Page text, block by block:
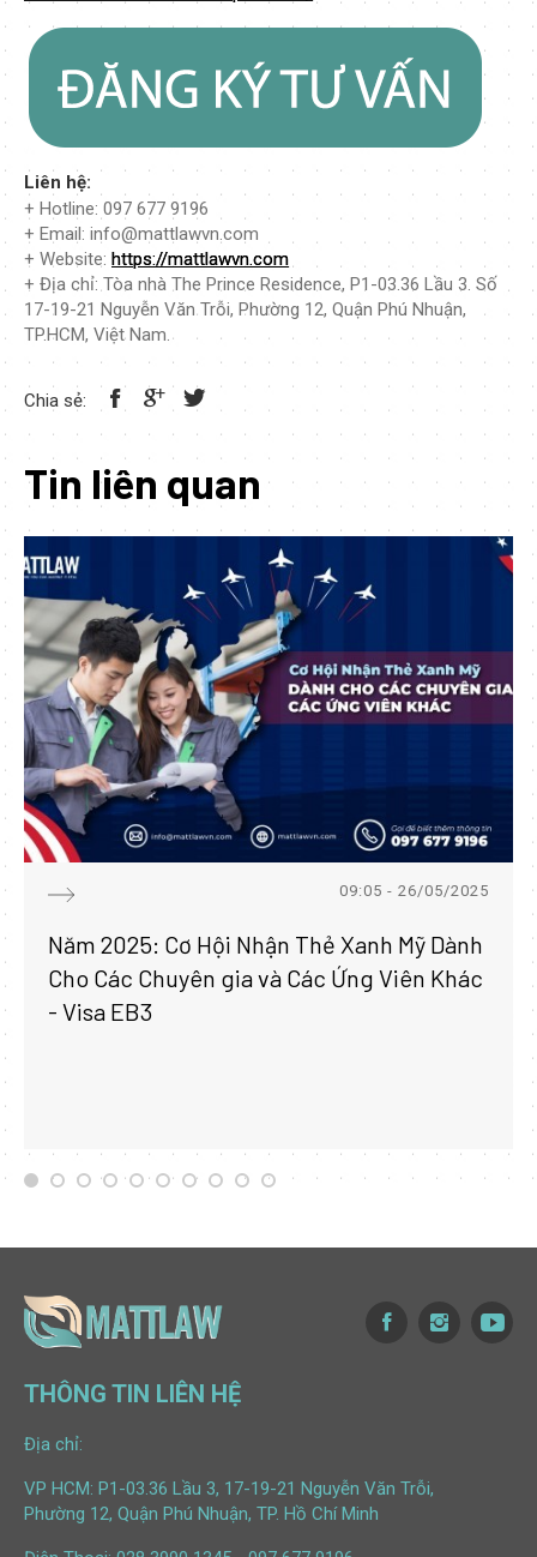
Liên hệ:
+ Hotline: 097 677 9196
+ Email: info@mattlawvn.com
+ Website: https://mattlawvn.com
+ Địa chỉ: Tòa nhà The Prince Residence, P1-03.36 Lầu 3. Số
17-19-21 Nguyễn Văn Trỗi, Phường 12, Quận Phú Nhuận,
TP.HCM, Việt Nam.
Chia sẻ:
Tin liên quan
09:05 - 26/05/2025
Năm 2025: Cơ Hội Nhận Thẻ Xanh Mỹ Dành
Cho Các Chuyên gia và Các Ứng Viên Khác
- Visa EB3
THÔNG TIN LIÊN HỆ
Địa chỉ:
VP HCM: P1-03.36 Lầu 3, 17-19-21 Nguyễn Văn Trỗi,
Phường 12, Quận Phú Nhuận, TP. Hồ Chí Minh